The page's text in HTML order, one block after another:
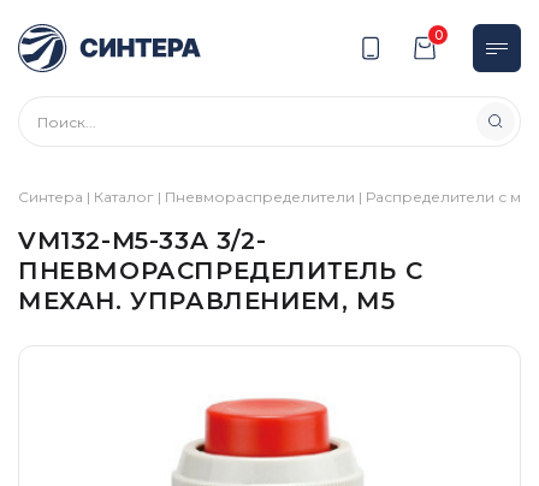
0
Синтера | Каталог | Пневмораспределители | Распределители с
VM132-M5-33A 3/2-
ПНЕВМОРАСПРЕДЕЛИТЕЛЬ С
МЕХАН. УПРАВЛЕНИЕМ, М5